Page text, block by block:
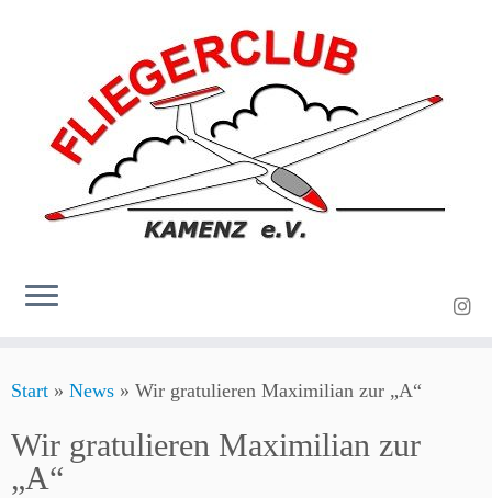
Inhalt
Start » News » Wir gratulieren Maximilian zur „A“
Wir gratulieren Maximilian zur
„A“